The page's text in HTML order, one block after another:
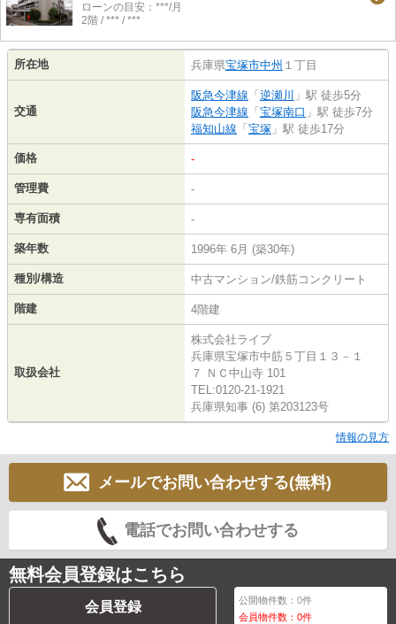
ローンの目安：***/月
2階 / *** / ***
所在地 兵庫県宝塚市中州 １丁目
交通
阪急今津線 「 逆瀬川 」駅 徒歩5分
阪急今津線 「 宝塚南口 」駅 徒歩7分
福知山線 「 宝塚 」駅 徒歩17分
価格 -
管理費 -
専有面積 -
築年数 1996年 6月 (築30年)
種別/構造 中古マンション/鉄筋コンクリート
階建 4階建
取扱会社
株式会社ライブ
兵庫県宝塚市中筋５丁目１３－１
７ ＮＣ中山寺 101
TEL:0120-21-1921
兵庫県知事 (6) 第203123号
情報の見方
メールでお問い合わせする(無料)
電話でお問い合わせする
無料会員登録はこちら
会員登録 公開物件数：0件
会員物件数：0件